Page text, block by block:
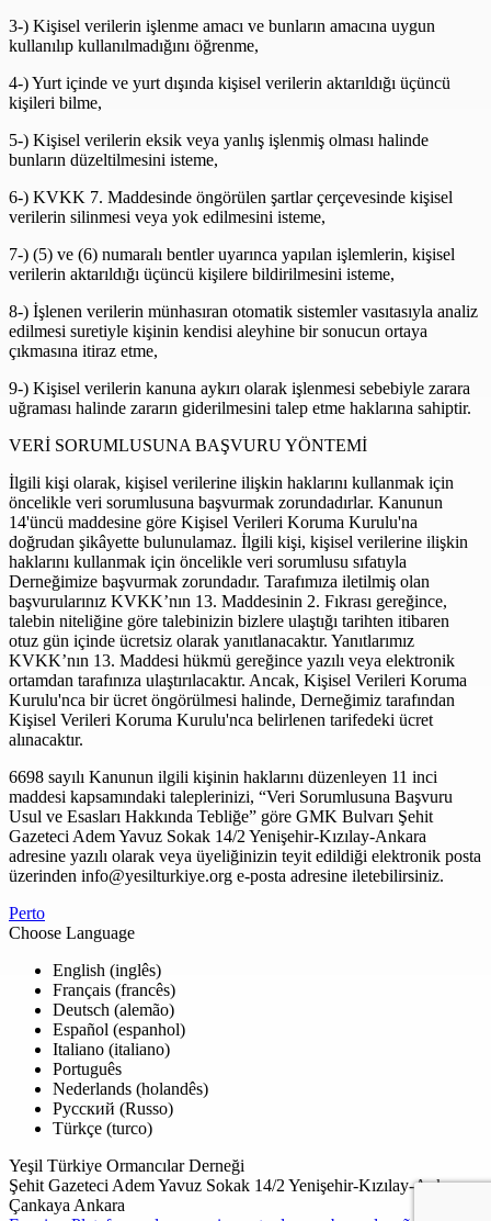
3-) Kişisel verilerin işlenme amacı ve bunların amacına uygun
kullanılıp kullanılmadığını öğrenme,
4-) Yurt içinde ve yurt dışında kişisel verilerin aktarıldığı üçüncü
kişileri bilme,
5-) Kişisel verilerin eksik veya yanlış işlenmiş olması halinde
bunların düzeltilmesini isteme,
6-) KVKK 7. Maddesinde öngörülen şartlar çerçevesinde kişisel
verilerin silinmesi veya yok edilmesini isteme,
7-) (5) ve (6) numaralı bentler uyarınca yapılan işlemlerin, kişisel
verilerin aktarıldığı üçüncü kişilere bildirilmesini isteme,
8-) İşlenen verilerin münhasıran otomatik sistemler vasıtasıyla analiz
edilmesi suretiyle kişinin kendisi aleyhine bir sonucun ortaya
çıkmasına itiraz etme,
9-) Kişisel verilerin kanuna aykırı olarak işlenmesi sebebiyle zarara
uğraması halinde zararın giderilmesini talep etme haklarına sahiptir.
VERİ SORUMLUSUNA BAŞVURU YÖNTEMİ
İlgili kişi olarak, kişisel verilerine ilişkin haklarını kullanmak için
öncelikle veri sorumlusuna başvurmak zorundadırlar. Kanunun
14'üncü maddesine göre Kişisel Verileri Koruma Kurulu'na
doğrudan şikâyette bulunulamaz. İlgili kişi, kişisel verilerine ilişkin
haklarını kullanmak için öncelikle veri sorumlusu sıfatıyla
Derneğimize başvurmak zorundadır. Tarafımıza iletilmiş olan
başvurularınız KVKK’nın 13. Maddesinin 2. Fıkrası gereğince,
talebin niteliğine göre talebinizin bizlere ulaştığı tarihten itibaren
otuz gün içinde ücretsiz olarak yanıtlanacaktır. Yanıtlarımız
KVKK’nın 13. Maddesi hükmü gereğince yazılı veya elektronik
ortamdan tarafınıza ulaştırılacaktır. Ancak, Kişisel Verileri Koruma
Kurulu'nca bir ücret öngörülmesi halinde, Derneğimiz tarafından
Kişisel Verileri Koruma Kurulu'nca belirlenen tarifedeki ücret
alınacaktır.
6698 sayılı Kanunun ilgili kişinin haklarını düzenleyen 11 inci
maddesi kapsamındaki taleplerinizi, “Veri Sorumlusuna Başvuru
Usul ve Esasları Hakkında Tebliğe” göre GMK Bulvarı Şehit
Gazeteci Adem Yavuz Sokak 14/2 Yenişehir-Kızılay-Ankara
adresine yazılı olarak veya üyeliğinizin teyit edildiği elektronik posta
üzerinden info@yesilturkiye.org e-posta adresine iletebilirsiniz.
Perto
Choose Language
English (inglês)
Français (francês)
Deutsch (alemão)
Español (espanhol)
Italiano (italiano)
Português
Nederlands (holandês)
Русский (Russo)
Türkçe (turco)
Yeşil Türkiye Ormancılar Derneği
Şehit Gazeteci Adem Yavuz Sokak 14/2 Yenişehir-Kızılay-Ankara
Çankaya Ankara